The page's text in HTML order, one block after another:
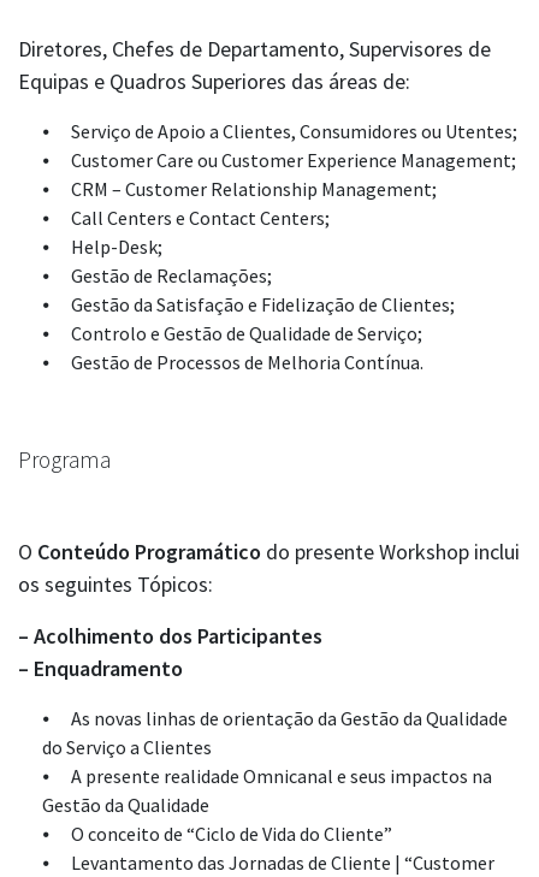
Diretores, Chefes de Departamento, Supervisores de
Equipas e Quadros Superiores das áreas de:
Serviço de Apoio a Clientes, Consumidores ou Utentes;
Customer Care ou Customer Experience Management;
CRM – Customer Relationship Management;
Call Centers e Contact Centers;
Help-Desk;
Gestão de Reclamações;
Gestão da Satisfação e Fidelização de Clientes;
Controlo e Gestão de Qualidade de Serviço;
Gestão de Processos de Melhoria Contínua.
Programa
O Conteúdo Programático do presente Workshop inclui
os seguintes Tópicos:
– Acolhimento dos Participantes
– Enquadramento
As novas linhas de orientação da Gestão da Qualidade
do Serviço a Clientes
A presente realidade Omnicanal e seus impactos na
Gestão da Qualidade
O conceito de “Ciclo de Vida do Cliente”
Levantamento das Jornadas de Cliente | “Customer